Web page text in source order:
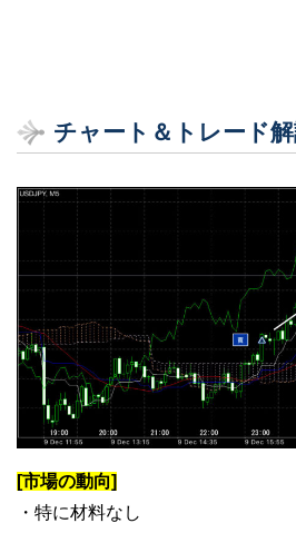
チャート＆トレード解
[市場の動向]
・特に材料なし